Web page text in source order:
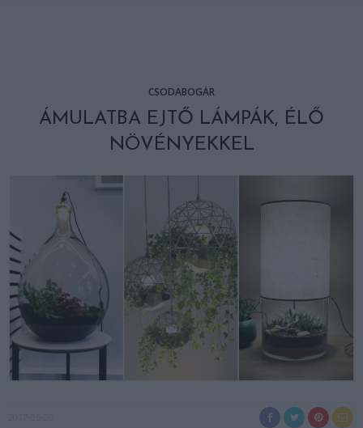
CSODABOGÁR
ÁMULATBA EJTŐ LÁMPÁK, ÉLŐ
NÖVÉNYEKKEL